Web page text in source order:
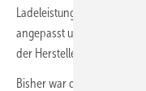
Ladeleistung des E-Autos
angepasst und die
der Hersteller.
Bisher war die